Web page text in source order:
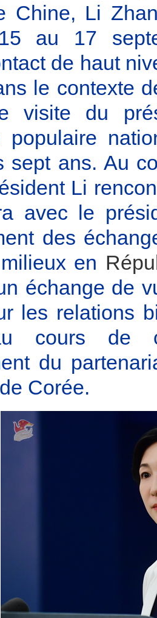
Chine, Li
au 17
de haut
le contexte
visite du
populaire
sept ans. Au
Li
avec le
des
en
échange de
les relations
cours de
du
Corée.